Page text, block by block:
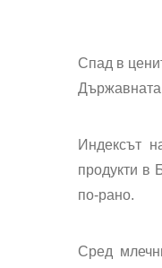
Спад в
Държавната
Индексът
продукти в
по-рано.
Сред